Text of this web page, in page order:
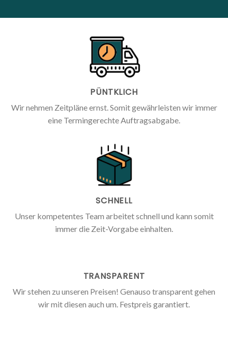
PÜNTKLICH
Wir nehmen Zeitpläne ernst. Somit gewährleisten wir immer
eine Termingerechte Auftragsabgabe.
SCHNELL
Unser kompetentes Team arbeitet schnell und kann somit
immer die Zeit-Vorgabe einhalten.
TRANSPARENT
Wir stehen zu unseren Preisen! Genauso transparent gehen
wir mit diesen auch um. Festpreis garantiert.